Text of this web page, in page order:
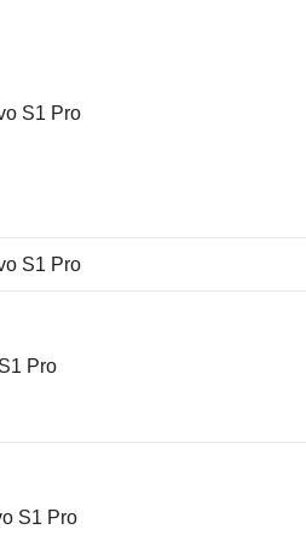
S1 Pro
S1 Pro
Pro
S1 Pro